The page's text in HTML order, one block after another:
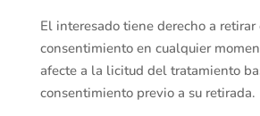
El interesado tiene derecho a retirar
consentimiento en cualquier
afecte a la licitud del tratamiento
consentimiento previo a su retirada.